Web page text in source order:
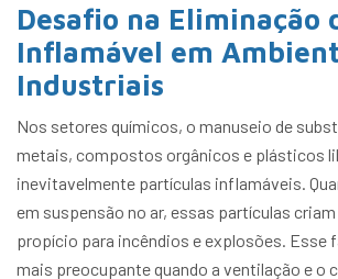
Desafio na Eliminação
Inflamável em
Industriais
Nos setores químicos, o manuseio de
metais, compostos orgânicos e plásticos
inevitavelmente partículas inflamáveis.
em suspensão no ar, essas partículas
propício para incêndios e explosões. Esse
mais preocupante quando a ventilação e o